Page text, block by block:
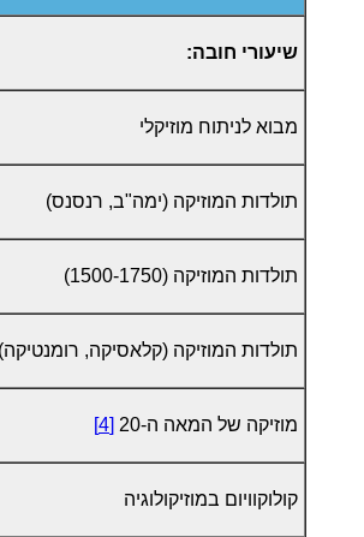
שיעורי חובה:
מבוא לניתוח מוזיקלי
תולדות המוזיקה (ימה"ב, רנסנס)
תולדות המוזיקה (1500-1750)
תולדות המוזיקה (קלאסיקה, רומנטיקה)
מוזיקה של המאה ה-20 [4]
קולוקוויום במוזיקולוגיה